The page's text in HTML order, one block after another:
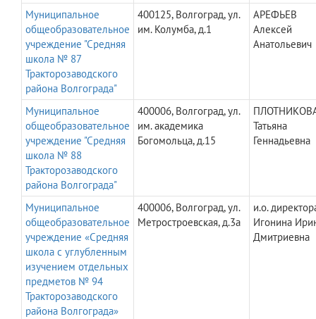
Муниципальное
общеобразовательное
учреждение "Средняя
школа № 87
Тракторозаводского
района Волгограда"
400125, Волгоград, ул.
им. Колумба, д.1
АРЕФЬЕВ
Алексей
Анатольевич
Муниципальное
общеобразовательное
учреждение "Средняя
школа № 88
Тракторозаводского
района Волгограда"
400006, Волгоград, ул.
им. академика
Богомольца, д.15
Татьяна
Геннадьевна
Муниципальное
общеобразовательное
учреждение «Средняя
школа с углубленным
изучением отдельных
предметов № 94
Тракторозаводского
района Волгограда»
400006, Волгоград, ул.
Метростроевская, д.3а
и.о.
Игонина
Дмитриевна